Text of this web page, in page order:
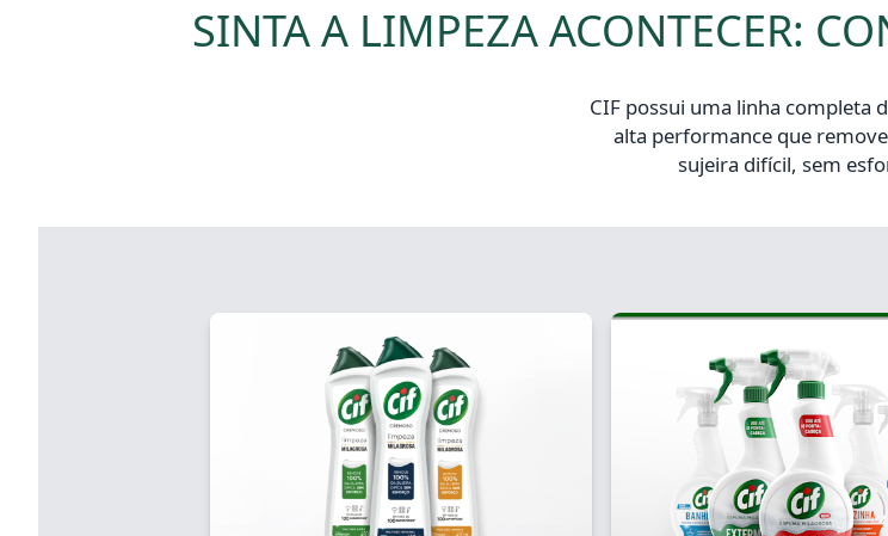
SINTA A LIMPEZA ACONTECER:
CIF possui uma linha completa
alta performance que
sujeira difícil, sem